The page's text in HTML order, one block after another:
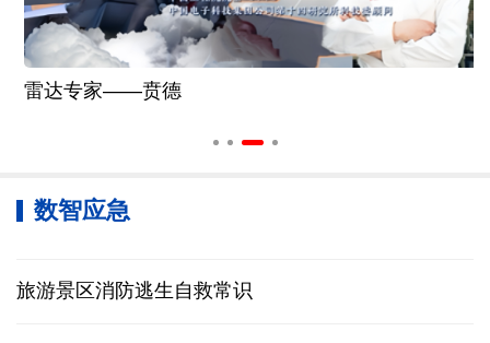
雷达专家——贲德
数智应急
旅游景区消防逃生自救常识